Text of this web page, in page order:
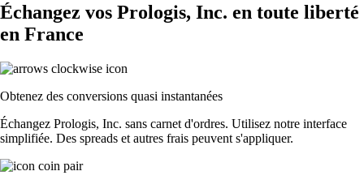
Échangez vos Prologis, Inc. en toute liberté
en France
Obtenez des conversions quasi instantanées
Échangez Prologis, Inc. sans carnet d'ordres. Utilisez notre interface
simplifiée. Des spreads et autres frais peuvent s'appliquer.